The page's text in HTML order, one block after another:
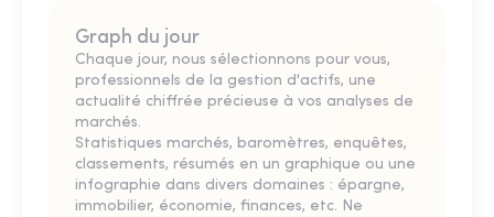
Graph du jour
Chaque jour, nous sélectionnons pour vous,
professionnels de la gestion d'actifs, une
actualité chiffrée précieuse à vos analyses de
marchés.
Statistiques marchés, baromètres, enquêtes,
classements, résumés en un graphique ou une
infographie dans divers domaines : épargne,
immobilier, économie, finances, etc. Ne